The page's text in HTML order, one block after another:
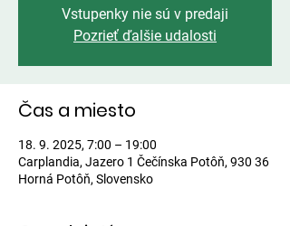
Vstupenky nie sú v predaji
Pozrieť ďalšie udalosti
Čas a miesto
18. 9. 2025, 7:00 – 19:00
Carplandia, Jazero 1 Čečínska Potôň, 930 36
Horná Potôň, Slovensko